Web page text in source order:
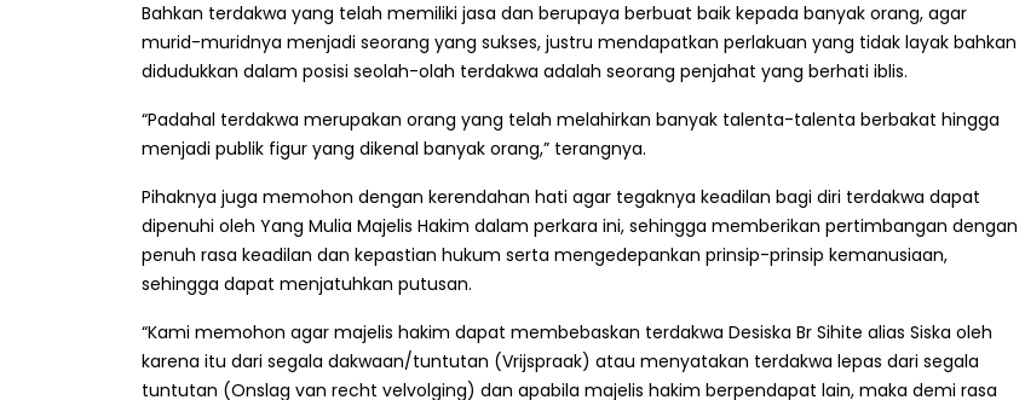
Bahkan terdakwa yang telah memiliki jasa dan berupaya berbuat baik kepada banyak orang, agar
murid-muridnya menjadi seorang yang sukses, justru mendapatkan perlakuan yang tidak layak bahkan
didudukkan dalam posisi seolah-olah terdakwa adalah seorang penjahat yang berhati iblis.
“Padahal terdakwa merupakan orang yang telah melahirkan banyak talenta-talenta berbakat hingga
menjadi publik figur yang dikenal banyak orang,” terangnya.
Pihaknya juga memohon dengan kerendahan hati agar tegaknya keadilan bagi diri terdakwa dapat
dipenuhi oleh Yang Mulia Majelis Hakim dalam perkara ini, sehingga memberikan pertimbangan dengan
penuh rasa keadilan dan kepastian hukum serta mengedepankan prinsip-prinsip kemanusiaan,
sehingga dapat menjatuhkan putusan.
“Kami memohon agar majelis hakim dapat membebaskan terdakwa Desiska Br Sihite alias Siska oleh
karena itu dari segala dakwaan/tuntutan (Vrijspraak) atau menyatakan terdakwa lepas dari segala
tuntutan (Onslag van recht velvolging) dan apabila majelis hakim berpendapat lain, maka demi rasa